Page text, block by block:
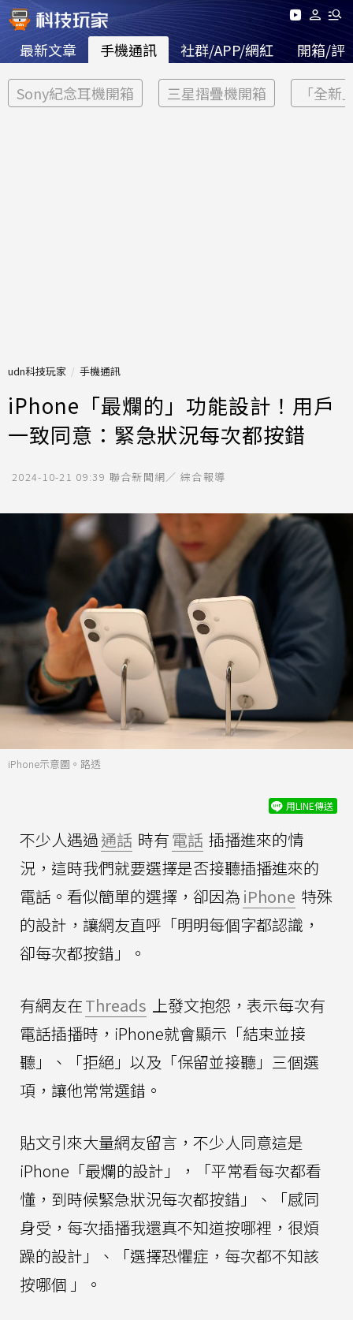
最新文章 手機通訊 社群/APP/網紅 開箱/評
Sony紀念耳機開箱 三星摺疊機開箱 「全新
udn科技玩家 手機通訊
iPhone「最爛的」功能設計！用戶
一致同意：緊急狀況每次都按錯
2024-10-21 09:39 聯合新聞網／ 綜合報導
iPhone示意圖。路透
用LINE傳送
不少人遇過通話 時有電話 插播進來的情
況，這時我們就要選擇是否接聽插播進來的
電話。看似簡單的選擇，卻因為 iPhone 特殊
的設計，讓網友直呼「明明每個字都認識，
卻每次都按錯」。
有網友在Threads 上發文抱怨，表示每次有
電話插播時，iPhone就會顯示「結束並接
聽」、「拒絕」以及「保留並接聽」三個選
項，讓他常常選錯。
貼文引來大量網友留言，不少人同意這是
iPhone「最爛的設計」，「平常看每次都看
懂，到時候緊急狀況每次都按錯」、「感同
身受，每次插播我還真不知道按哪裡，很煩
躁的設計」、「選擇恐懼症，每次都不知該
按哪個 」。